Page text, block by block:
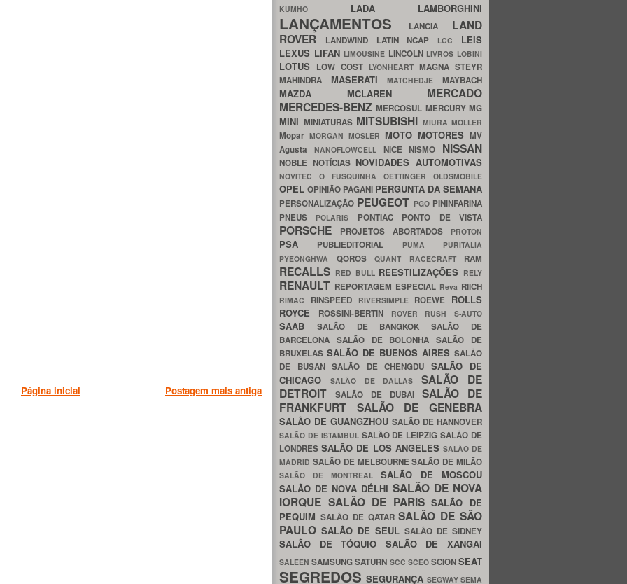
Postagem mais antiga
Página inicial
KUMHO LADA LAMBORGHINI
LANÇAMENTOS LANCIA LAND
ROVER
LANDWIND LATIN NCAP LCC LEIS
LEXUS LIFAN LIMOUSINE LINCOLN LIVROS LOBINI
LOTUS LOW COST LYONHEART MAGNA STEYR
MAHINDRA MASERATIMATCHEDJEMAYBACH
MAZDA MCLAREN MERCADO
MERCEDES-BENZMERCOSUL MERCURYMG
MINI MINIATURAS MITSUBISHI MIURA MOLLER
Mopar MORGAN MOSLER MOTO MOTORES MV
Agusta NANOFLOWCELL NICENISMO NISSAN
NOBLE NOTÍCIAS NOVIDADES AUTOMOTIVAS
NOVITEC O FUSQUINHA OETTINGER OLDSMOBILE
OPEL OPINIÃO PAGANI PERGUNTA DA SEMANA
PERSONALIZAÇÃO PEUGEOT PGO PININFARINA
PNEUS
POLARIS PONTIAC PONTO DE VISTA
PORSCHE PROJETOS ABORTADOS PROTON
PSA PUBLIEDITORIAL PUMA PURITALIA
PYEONGHWA QOROS QUANT RACECRAFT RAM
RECALLS RED BULL REESTILIZAÇÕES RELY
RENAULT REPORTAGEM ESPECIAL Reva RIICH
RIMAC RINSPEED RIVERSIMPLE ROEWE ROLLS
ROYCE
ROSSINI-BERTIN ROVER RUSH S-AUTO
SAAB SALÃO DE BANGKOKSALÃO DE
BARCELONA SALÃO DE BOLONHASALÃO DE
BRUXELAS SALÃO DE BUENOS AIRES SALÃO
DE BUSAN SALÃO DE CHENGDU SALÃO DE
CHICAGO
SALÃO DE DALLASSALÃO DE
DETROIT
SALÃO DE DUBAI SALÃO DE
FRANKFURT SALÃO DE GENEBRA
SALÃO DE GUANGZHOU SALÃO DE HANNOVER
SALÃO DE ISTAMBUL SALÃO DE LEIPZIGSALÃO DE
LONDRESSALÃO DE LOS ANGELES SALÃO DE
MADRID SALÃO DE MELBOURNESALÃO DE MILÃO
SALÃO DE MONTREAL SALÃO DE MOSCOU
SALÃO DE NOVA DÉLHI SALÃO DE NOVA
IORQUE SALÃO DE PARISSALÃO DE
PEQUIM SALÃO DE QATARSALÃO DE SÃO
PAULO SALÃO DE SEUL SALÃO DE SIDNEY
SALÃO DE TÓQUIO SALÃO DE XANGAI
SALEENSAMSUNGSATURN SCC SCEO SCIONSEAT
SEGREDOSSEGURANÇA SEGWAYSEMA